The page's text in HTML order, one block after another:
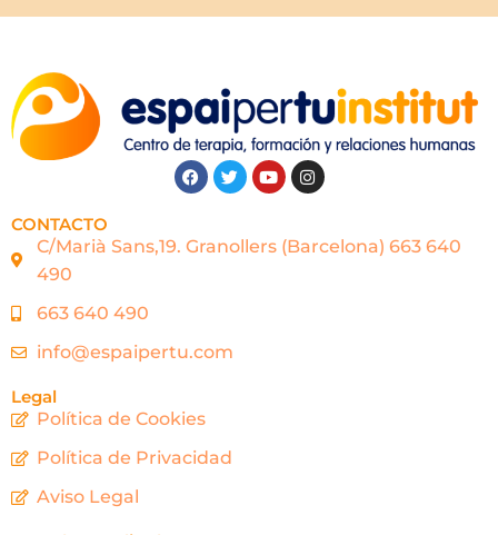
CONTACTO
C/Marià Sans,19. Granollers (Barcelona) 663 640
490
663 640 490
info@espaipertu.com
Legal
Política de Cookies
Política de Privacidad
Aviso Legal